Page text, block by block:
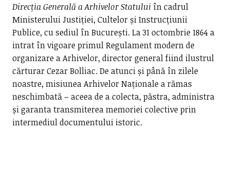
Direcția Generală a Arhivelor Statului în cadrul
Ministerului Justiției, Cultelor și Instrucțiunii
Publice, cu sediul în București. La 31 octombrie 1864 a
intrat în vigoare primul Regulament modern de
organizare a Arhivelor, director general fiind ilustrul
cărturar Cezar Bolliac. De atunci și până în zilele
noastre, misiunea Arhivelor Naționale a rămas
neschimbată – aceea de a colecta, păstra, administra
și garanta transmiterea memoriei colective prin
intermediul documentului istoric.